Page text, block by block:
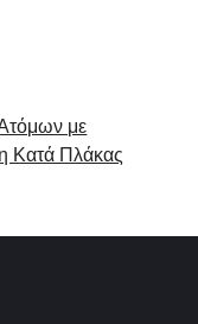
με
Kατά Πλάκας